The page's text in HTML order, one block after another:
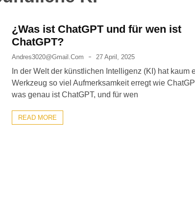
¿Was ist ChatGPT und für wen ist
ChatGPT?
Andres3020@gmail.com 27 April, 2025
In der Welt der künstlichen Intelligenz (KI) hat kaum
Werkzeug so viel Aufmerksamkeit erregt wie
was genau ist ChatGPT, und für wen
READ MORE